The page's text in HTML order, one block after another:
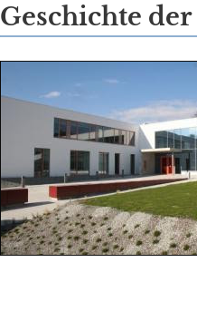
Geschichte